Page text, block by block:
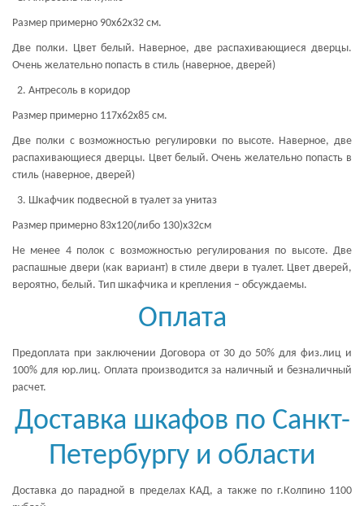
Размер примерно 90х62х32 см.
Две полки. Цвет белый. Наверное, две распахивающиеся дверцы.
Очень желательно попасть в стиль (наверное, дверей)
Антресоль в коридор
Размер примерно 117х62х85 см.
Две полки с возможностью регулировки по высоте. Наверное, две
распахивающиеся дверцы. Цвет белый. Очень желательно попасть в
стиль (наверное, дверей)
Шкафчик подвесной в туалет за унитаз
Размер примерно 83х120(либо 130)х32см
Не менее 4 полок с возможностью регулирования по высоте. Две
распашные двери (как вариант) в стиле двери в туалет. Цвет дверей,
вероятно, белый. Тип шкафчика и крепления – обсуждаемы.
Оплата
Предоплата при заключении Договора от 30 до 50% для физ.лиц и
100% для юр.лиц. Оплата производится за наличный и безналичный
расчет.
Доставка шкафов по Санкт-
Петербургу и области
Доставка до парадной в пределах КАД, а также по г.Колпино 1100